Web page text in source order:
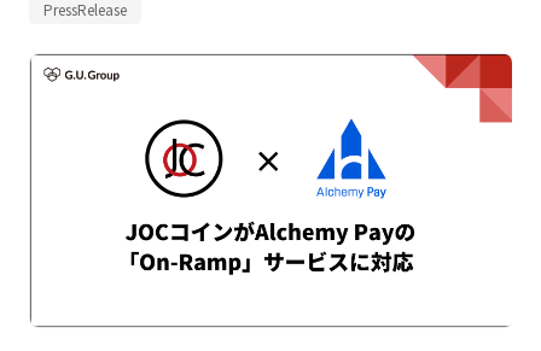
PressRelease